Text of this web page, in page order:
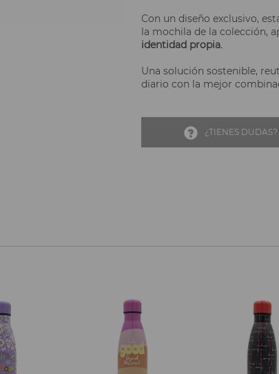
Con un diseño exclusivo,
la mochila de la colección,
identidad propia.
Una solución sostenible,
diario con la mejor
¿TIENES DUDAS?